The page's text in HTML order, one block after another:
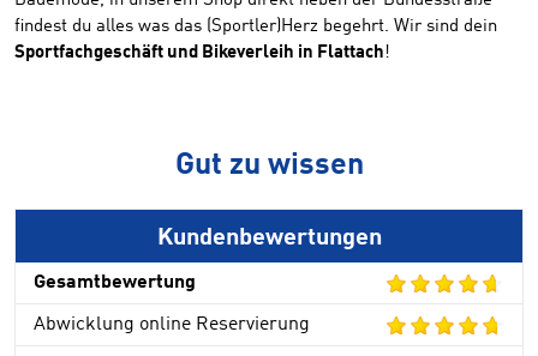
findest du alles was das (Sportler)Herz begehrt. Wir sind dein
Sportfachgeschäft und Bikeverleih in Flattach !
Gut zu wissen
Kundenbewertungen
Gesamtbewertung
Abwicklung online Reservierung